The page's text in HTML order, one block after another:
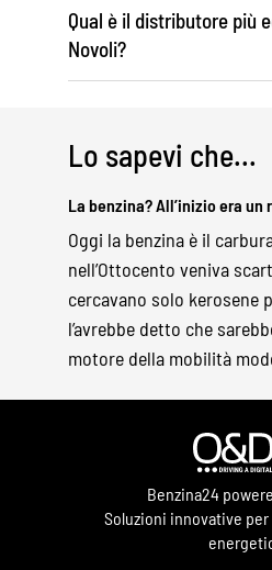
Qual è il distributore più
Novoli?
Lo sapevi che...
La benzina? All’inizio era un
Oggi la benzina è il
nell’Ottocento veniva
cercavano solo kerosene
l’avrebbe detto che
motore della mobilità
Benzina24
Soluzioni innovative per